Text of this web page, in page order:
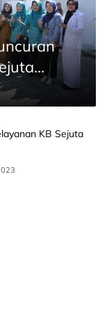
Baru
KB Sejuta